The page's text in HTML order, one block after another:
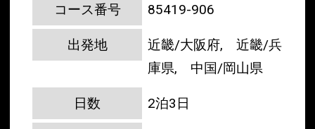
コース番号 85419-906
出発地
近畿/大阪府, 近畿/兵
庫県, 中国/岡山県
日数 2泊3日